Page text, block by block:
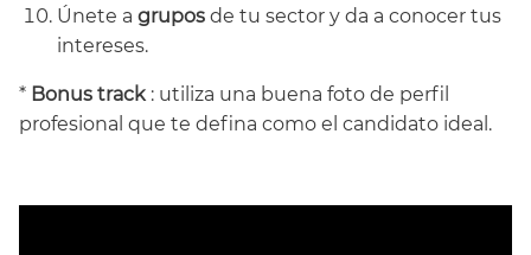
Únete a grupos de tu sector y da a conocer tus
intereses.
* Bonus track : utiliza una buena foto de perfil
profesional que te defina como el candidato ideal.